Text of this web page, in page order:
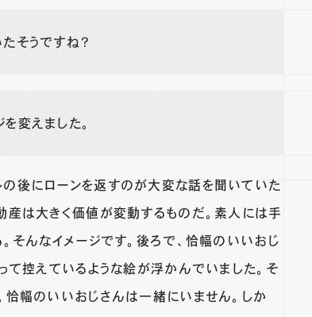
そうですね？
変えました。
後にローンを返すのが大変な話を聞いていた
産は大きく価値が変動するものだ。素人には手
そんなイメージです。後ろで、恰幅のいいおじ
て控えているような絵が浮かんでいました。そ
恰幅のいいおじさんは一緒にいません。しか